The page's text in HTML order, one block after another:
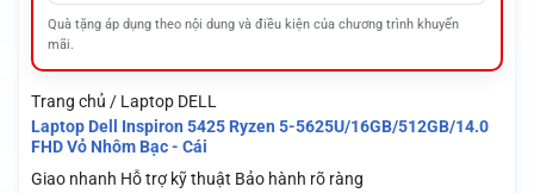
Quà tặng áp dụng theo nội dung và điều kiện của chương trình khuyến
mãi.
Trang chủ / Laptop DELL
Laptop Dell Inspiron 5425 Ryzen 5-5625U/16GB/512GB/14.0
FHD Vỏ Nhôm Bạc - Cái
Giao nhanh Hỗ trợ kỹ thuật Bảo hành rõ ràng